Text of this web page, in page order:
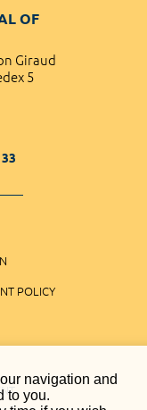
navigation and
to you.
OF
Giraud
5
POLICY